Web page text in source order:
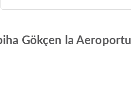
Gökçen la Aeroportul